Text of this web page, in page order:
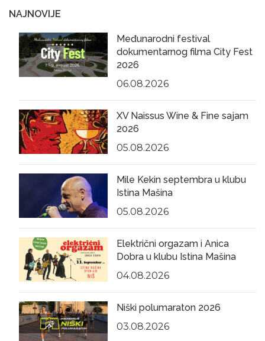
NAJNOVIJE
Međunarodni festival
dokumentarnog filma City Fest
2026
06.08.2026
XV Naissus Wine & Fine sajam
2026
05.08.2026
Mile Kekin septembra u klubu
Istina Mašina
05.08.2026
Električni orgazam i Anica
Dobra u klubu Istina Mašina
04.08.2026
Niški polumaraton 2026
03.08.2026